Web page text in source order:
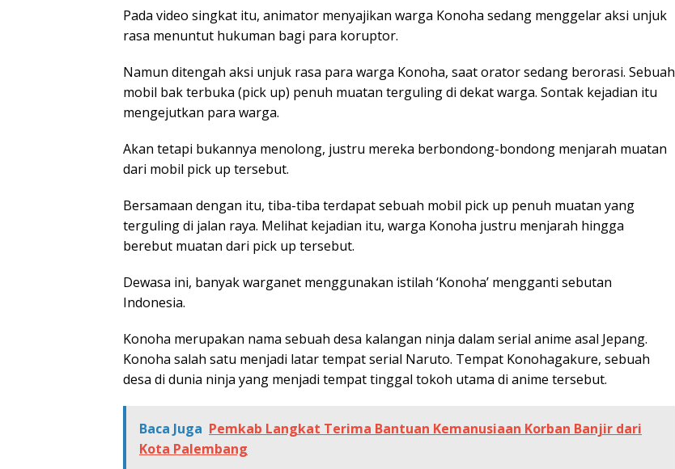
Pada video singkat itu, animator menyajikan warga Konoha sedang menggelar aksi unjuk
rasa menuntut hukuman bagi para koruptor.
Namun ditengah aksi unjuk rasa para warga Konoha, saat orator sedang berorasi. Sebuah
mobil bak terbuka (pick up) penuh muatan terguling di dekat warga. Sontak kejadian itu
mengejutkan para warga.
Akan tetapi bukannya menolong, justru mereka berbondong-bondong menjarah muatan
dari mobil pick up tersebut.
Bersamaan dengan itu, tiba-tiba terdapat sebuah mobil pick up penuh muatan yang
terguling di jalan raya. Melihat kejadian itu, warga Konoha justru menjarah hingga
berebut muatan dari pick up tersebut.
Dewasa ini, banyak warganet menggunakan istilah ‘Konoha’ mengganti sebutan
Indonesia.
Konoha merupakan nama sebuah desa kalangan ninja dalam serial anime asal Jepang.
Konoha salah satu menjadi latar tempat serial Naruto. Tempat Konohagakure, sebuah
desa di dunia ninja yang menjadi tempat tinggal tokoh utama di anime tersebut.
Baca Juga Pemkab Langkat Terima Bantuan Kemanusiaan Korban Banjir dari
Kota Palembang